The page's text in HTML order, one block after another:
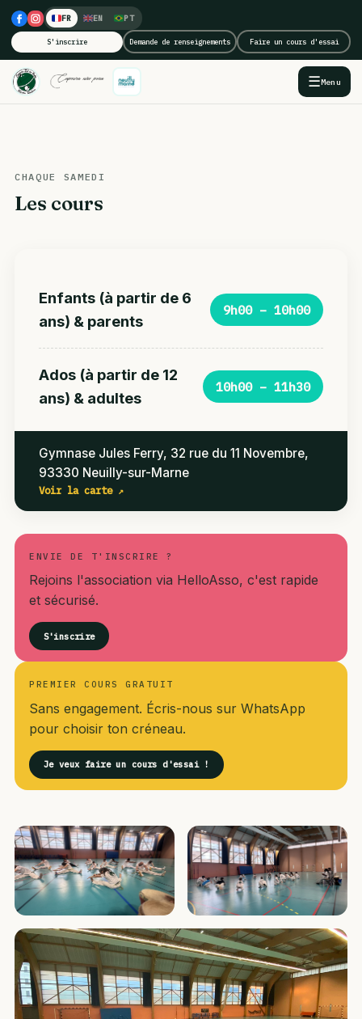
FR EN PT
S'inscrire Demande de renseignements Faire un cours d'essai
☰Menu
CHAQUE SAMEDI
Les cours
Enfants (à partir de 6
ans) & parents
9h00 – 10h00
Ados (à partir de 12
ans) & adultes
10h00 – 11h30
Gymnase Jules Ferry, 32 rue du 11 Novembre,
93330 Neuilly-sur-Marne
Voir la carte ↗
ENVIE DE T'INSCRIRE ?
Rejoins l'association via HelloAsso, c'est rapide
et sécurisé.
S'inscrire
PREMIER COURS GRATUIT
Sans engagement. Écris-nous sur WhatsApp
pour choisir ton créneau.
Je veux faire un cours d'essai !